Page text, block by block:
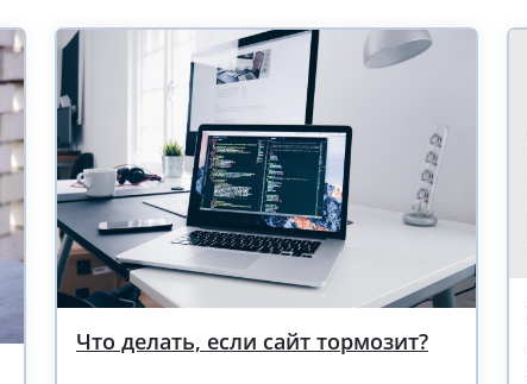
Что делать, если сайт тормозит?